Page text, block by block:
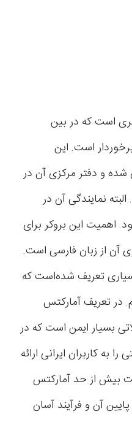
است که در بین
است. این
سال ۲۰۰۷ تاسیس شده و دفتر مرکزی آن در
نمایندگی آن در
اهمیت این بروکر برای
آن از زبان فارسی است.
تعریف شده‌است که
در تعریف آمارکتس
بسیار ایمن است که در
به کاربران ایرانی ارائه
بیش از حد آمارکتس
آن و فرآیند آسان